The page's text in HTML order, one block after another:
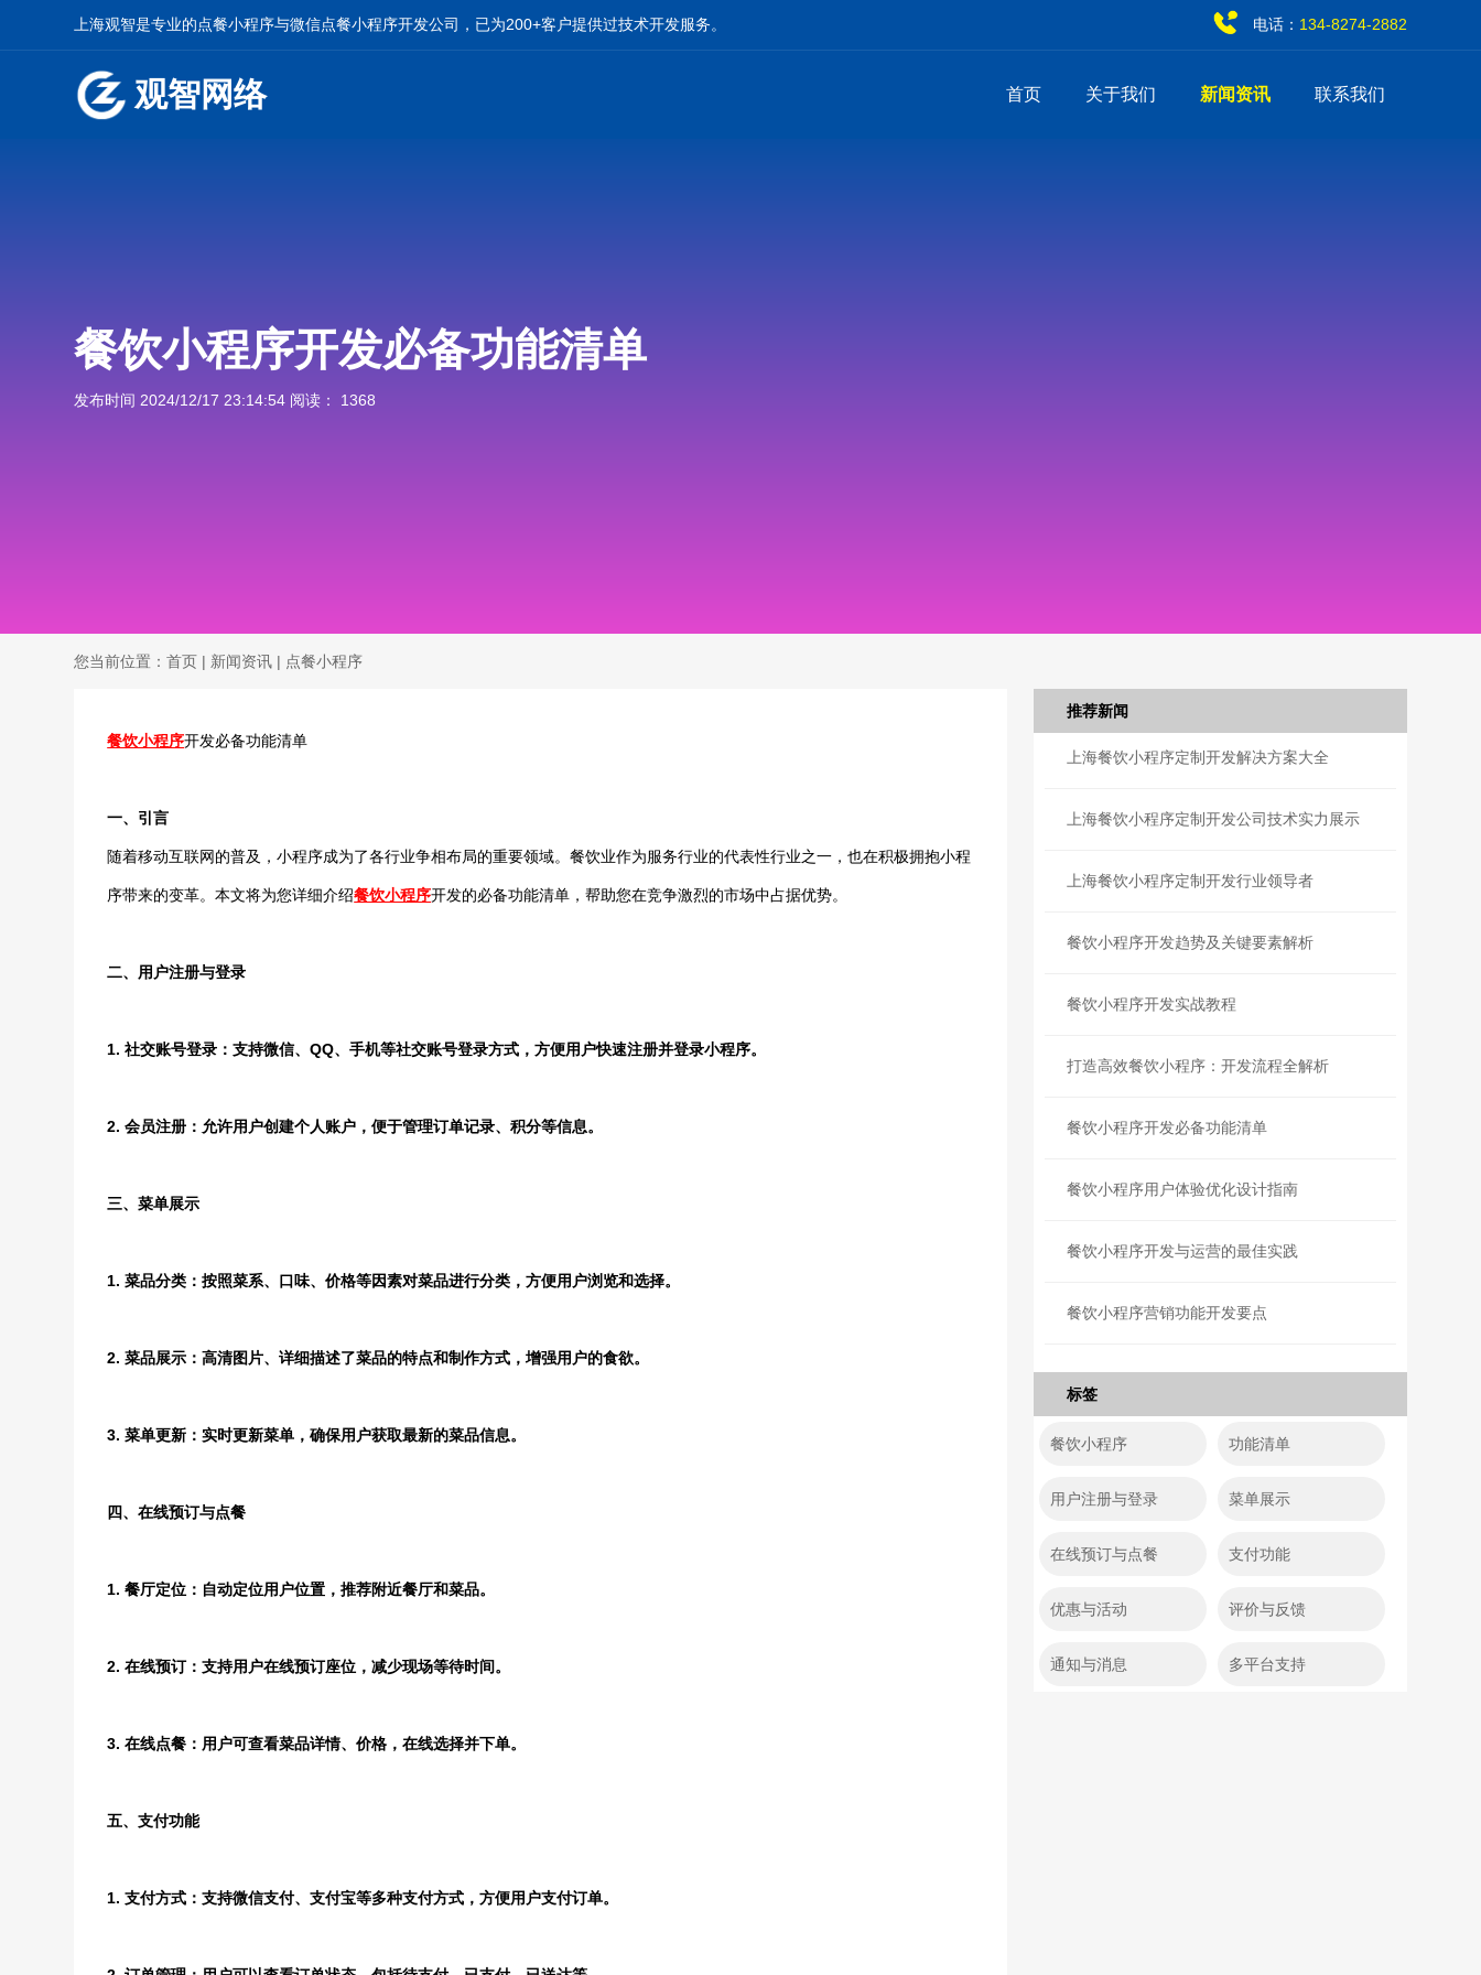
上海观智是专业的点餐小程序与微信点餐小程序开发公司，已为200+客户提供过技术开发服务。 134-8274-2882
电话：
观智网络 首页 关于我们 新闻资讯 联系我们
餐饮小程序开发必备功能清单
发布时间 2024/12/17 23:14:54 阅读： 1368
您当前位置：首页 | 新闻资讯 | 点餐小程序
餐饮小程序开发必备功能清单
一、引言
随着移动互联网的普及，小程序成为了各行业争相布局的重要领域。餐饮业作为服务行业的代表性行业之一，也在积极拥抱小程
序带来的变革。本文将为您详细介绍餐饮小程序开发的必备功能清单，帮助您在竞争激烈的市场中占据优势。
二、用户注册与登录
1. 社交账号登录：支持微信、QQ、手机等社交账号登录方式，方便用户快速注册并登录小程序。
2. 会员注册：允许用户创建个人账户，便于管理订单记录、积分等信息。
三、菜单展示
1. 菜品分类：按照菜系、口味、价格等因素对菜品进行分类，方便用户浏览和选择。
2. 菜品展示：高清图片、详细描述了菜品的特点和制作方式，增强用户的食欲。
3. 菜单更新：实时更新菜单，确保用户获取最新的菜品信息。
四、在线预订与点餐
1. 餐厅定位：自动定位用户位置，推荐附近餐厅和菜品。
2. 在线预订：支持用户在线预订座位，减少现场等待时间。
3. 在线点餐：用户可查看菜品详情、价格，在线选择并下单。
五、支付功能
1. 支付方式：支持微信支付、支付宝等多种支付方式，方便用户支付订单。
推荐新闻
上海餐饮小程序定制开发解决方案大全
上海餐饮小程序定制开发公司技术实力展示
上海餐饮小程序定制开发行业领导者
餐饮小程序开发趋势及关键要素解析
餐饮小程序开发实战教程
打造高效餐饮小程序：开发流程全解析
餐饮小程序开发必备功能清单
餐饮小程序用户体验优化设计指南
餐饮小程序开发与运营的最佳实践
餐饮小程序营销功能开发要点
标签
餐饮小程序 功能清单
用户注册与登录 菜单展示
在线预订与点餐 支付功能
优惠与活动 评价与反馈
通知与消息 多平台支持